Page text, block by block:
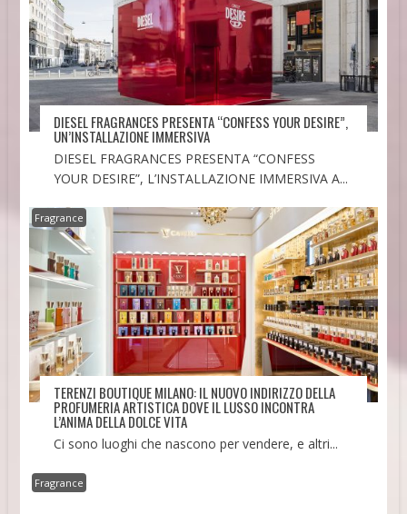
DIESEL FRAGRANCES PRESENTA “CONFESS YOUR DESIRE”,
UN’INSTALLAZIONE IMMERSIVA
DIESEL FRAGRANCES PRESENTA “CONFESS
YOUR DESIRE”, L’INSTALLAZIONE IMMERSIVA A...
Fragrance
TERENZI BOUTIQUE MILANO: IL NUOVO INDIRIZZO DELLA
PROFUMERIA ARTISTICA DOVE IL LUSSO INCONTRA
L’ANIMA DELLA DOLCE VITA
Ci sono luoghi che nascono per vendere, e altri...
Fragrance